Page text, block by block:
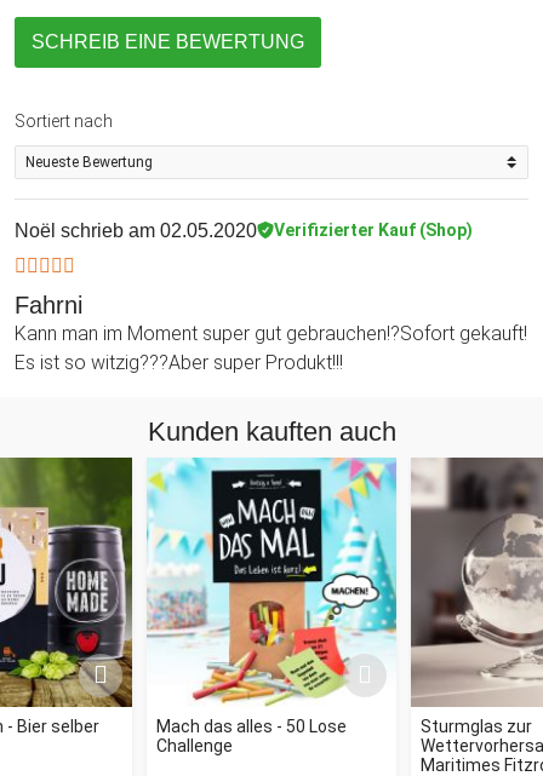
SCHREIB EINE BEWERTUNG
Sortiert nach
Noël schrieb am 02.05.2020 Verifizierter Kauf (Shop)
Fahrni
Kann man im Moment super gut gebrauchen!?Sofort gekauft!
Es ist so witzig???Aber super Produkt!!!
Kunden kauften auch
Bier selber
Mach das alles - 50 Lose
Challenge
Sturmglas zur
Maritimes